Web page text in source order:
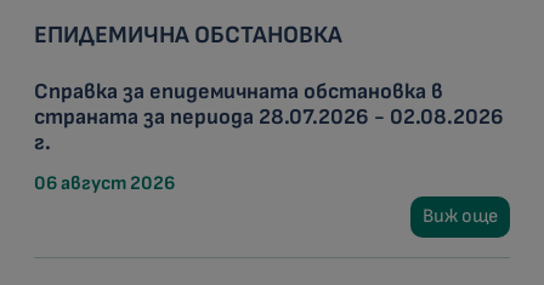
ЕПИДЕМИЧНА ОБСТАНОВКА
Справка за епидемичната обстановка в
страната за периода 28.07.2026 - 02.08.2026
г.
06 август 2026
Виж още